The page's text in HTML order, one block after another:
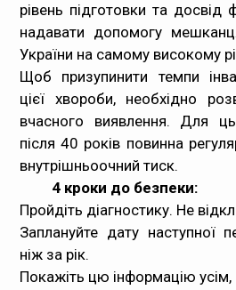
рівень підготовки та досвід
надавати допомогу
України на самому високому
Щоб призупинити темпи
цієї хвороби, необхідно
вчасного виявлення. Для
після 40 років повинна
внутрішньоочний тиск.
4 кроки до безпеки:
Пройдіть діагностику. Не
Заплануйте дату наступної
ніж за рік.
Покажіть цю інформацію усім,